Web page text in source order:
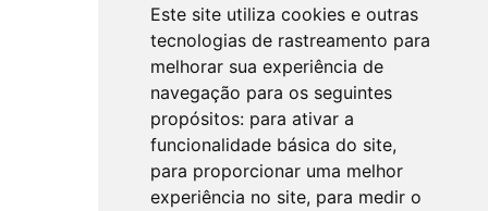
Este site utiliza cookies e outras
tecnologias de rastreamento para
melhorar sua experiência de
navegação para os seguintes
propósitos: para ativar a
funcionalidade básica do site,
para proporcionar uma melhor
experiência no site, para medir o